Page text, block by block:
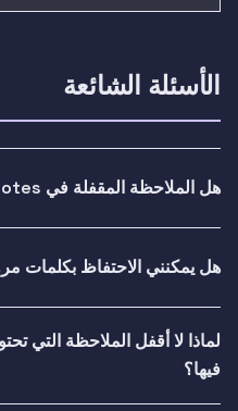
الأسئلة الشائعة
هل الملاحظة المقفلة في Apple Notes مشفرة؟
هل يمكنني الاحتفاظ بكلمات
لماذا لا أقفل الملاحظة التي
فيها؟